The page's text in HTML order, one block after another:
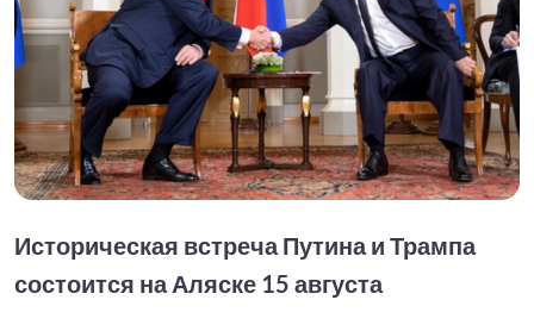
Историческая встреча Путина и Трампа
состоится на Аляске 15 августа